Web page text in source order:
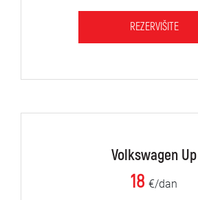
REZERVIŠITE
Volkswagen Up
18 €/dan